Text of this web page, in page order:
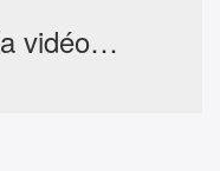
vidéo…